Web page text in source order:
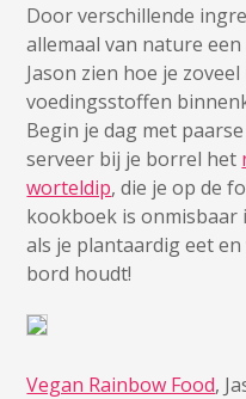
Door verschillende
allemaal van nature
Jason zien hoe je
voedingsstoffen
Begin je dag met
serveer bij je borrel het
worteldip, die je op de
kookboek is
als je plantaardig eet
bord houdt!
Vegan Rainbow Food,